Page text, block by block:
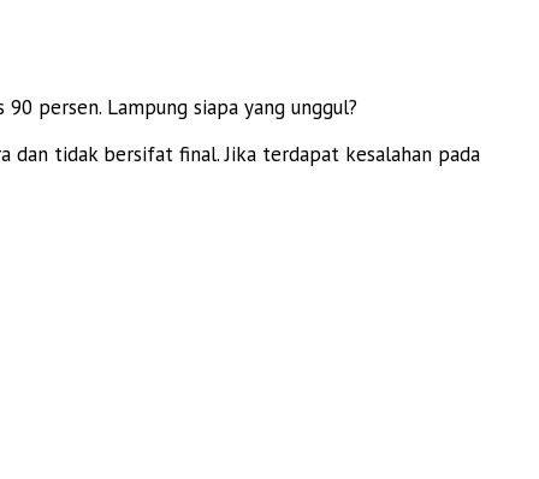
persen. Lampung siapa yang unggul?
dan tidak bersifat final. Jika terdapat kesalahan pada